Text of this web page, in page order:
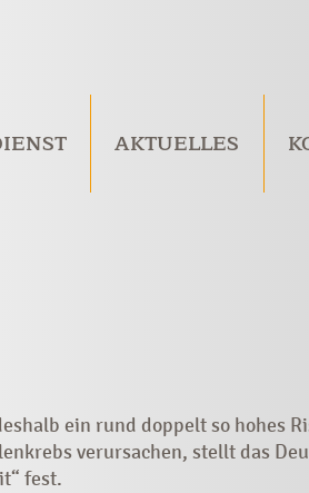
AKTUELLES
ein rund doppelt so hohes
verursachen, stellt das
fest.